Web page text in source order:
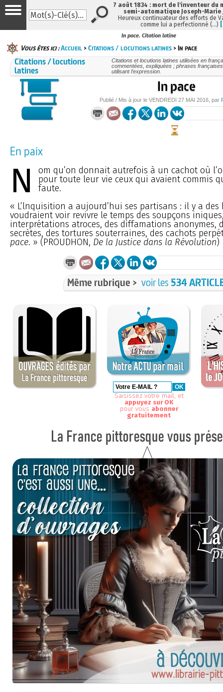
In pace. Citation latine
Vous êtes ici :Accueil >Citations / locutions latines > In pace
Citations / locutions
latines
Citations et locutions latines utilisées en
commentées, expliquées ; phrases
utilisant l’expression.
In pace
Publié / Mis à jour le VENDREDI 27 MAI 2016 , par
En paix
N
om qu’on donnait autrefois à un cachot où
pour toute leur vie ceux qui avaient commis
faute.
« L’lnquisition a aujourd’hui ses partisans : il y a
voudraient voir revivre le temps des soupçons
interprétations atroces, des diffamations anonymes,
secrètes, des tortures souterraines, des cachots
pace. » (PROUDHON, De la Justice dans la Révolution)
Même rubrique > voir les 534
Saisissez votre mail, et
appuyez sur OK
pour vous abonner
gratuitement
7 août 1834 : mort de l'inventeur du
semi-automatique Joseph-Marie
Heureux continuateur des efforts de
comme lui a perfectionné (…)